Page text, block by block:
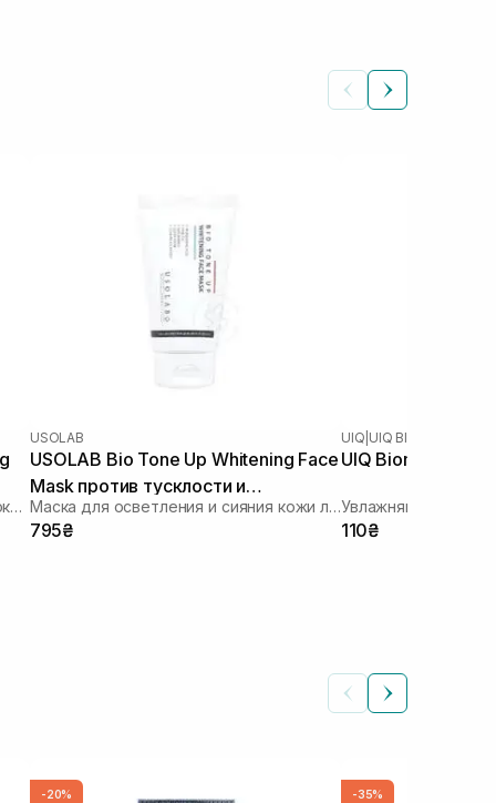
Увлажняющая тканевая маска с успокаивающим и антивозрастным действием
USOLAB
USOLAB Bio Tone Up Whitening Face
Mask против тусклости и
неровного тона 50 мл
Маска для осветления и сияния кожи лица
795₴
UIQ UIQ BIOME BARRIER
UIQ Biome
Увлажняющая
110₴
-20% -35%